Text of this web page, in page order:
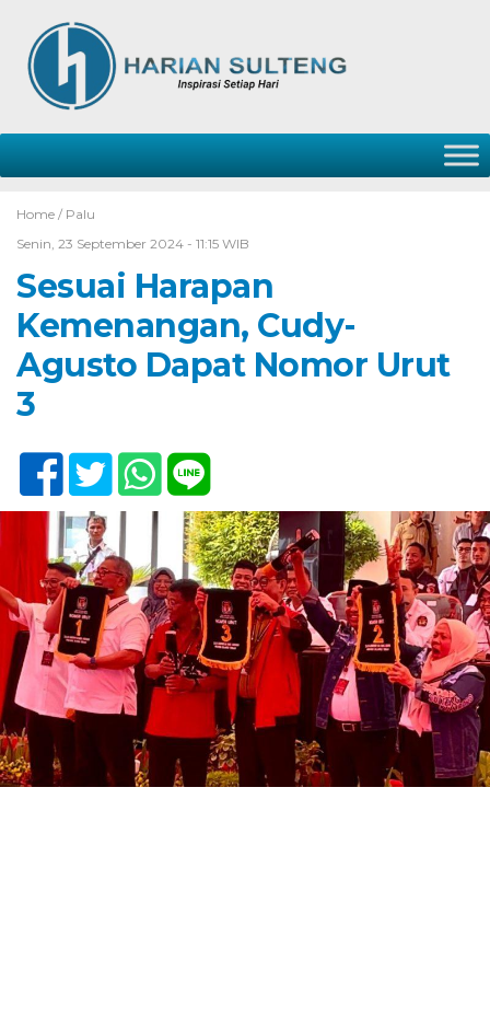
Home / Palu
Senin, 23 September 2024 - 11:15 WIB
Sesuai Harapan
Kemenangan, Cudy-
Agusto Dapat Nomor Urut
3